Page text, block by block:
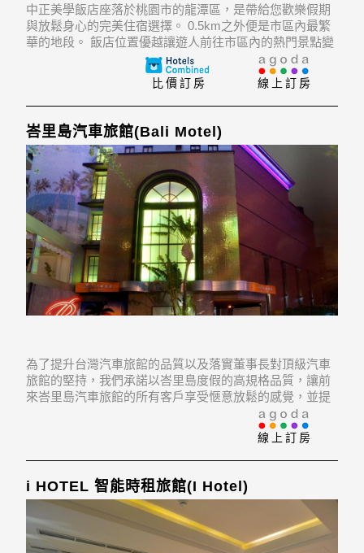
中正美學飯店座落於桃園市的龍潭區，是帶給您歡樂假期
與放鬆身心的完美住宿選擇。 0.5km之外便是市區內最繁
華的地段。 飯店位置優越讓遊人前往市區內的熱門景點變
線上訂房
比價訂房
峇里島汽車旅館(Bali Motel)
為了提升台灣汽車旅館的品質以及落實董事長對頂級汽車
旅館的堅持，我們承諾以峇里島度假的高規格品質，讓前
來峇里島汽車旅館的所有客戶享受愜意放鬆的感覺，並提
供無懈可擊的五星級服務，讓您忘不了峇里島汽車旅館帶
給您的生活質感與品味 ，鬧中取靜的地點是峇里島的優
勢，讓想要尋找寧靜與奢華的客人得到備受宗寵的禮遇。
線上訂房
i HOTEL 智能時租旅館(I Hotel)